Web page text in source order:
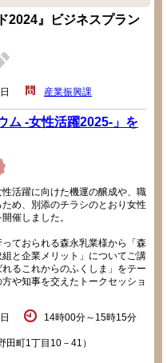
2024』ビジネスプラン
産業振興課
ム -女性活躍2025-」を
活躍に向けた機運の醸成や、職
め、別添のチラシのとおり女性
催しました。
ておられる森永乳業様から「森
と企業メリット」についてご講
るこれからのふくしま」をテー
や知事を交えたトークセッショ
14時00分～15時15分
町1丁目10－41）